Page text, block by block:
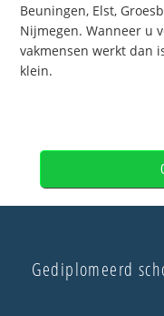
Beuningen, Elst,
Nijmegen. Wanneer u
vakmensen werkt dan
klein.
Gediplomeerd